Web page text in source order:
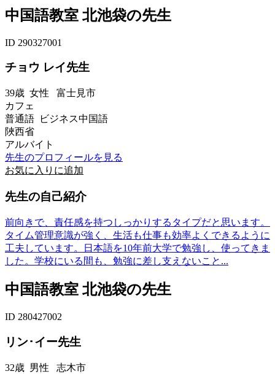
中国語教室 北池袋の先生
ID 290327001
チョウ レイ先生
39歳 女性 富士見市
カフェ
普通語 ビジネス中国語
陜西省
アルバイト
先生のプロフィールを見る
お気に入りに追加
先生の自己紹介
前向きで、責任感を持つしっかりするタイプだと思います。
タイム管理意識が強く、生活も仕事も効率よくできるように
工夫しています。日本語を10年前大学で勉強し、使ってきま
した。学校にいる間も、勉強に差し支えないこと...
中国語教室 北池袋の先生
ID 280427002
リン･イー先生
32歳 男性 志木市